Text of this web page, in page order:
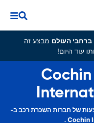
מבצע זה
השכרת רכב Cochin
של חברות השכרת רכב ב-
Cochin